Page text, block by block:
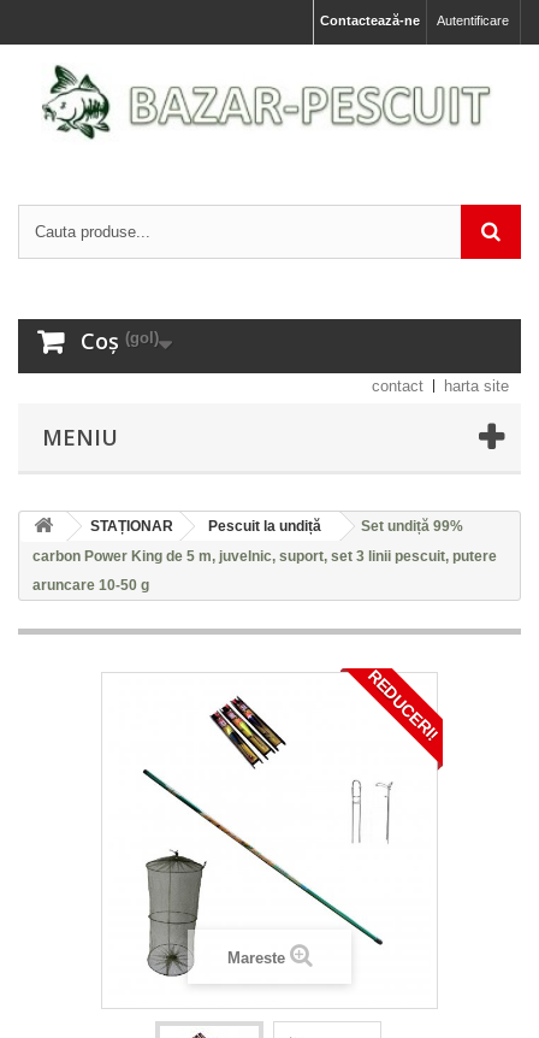
Autentificare
Contactează-ne
Coș (gol)
contact harta site
MENIU
STAȚIONAR Pescuit la undiță
Set undiță 99%
carbon Power King de 5 m, juvelnic, suport, set 3 linii pescuit, putere
aruncare 10-50 g
REDUCERI!
Mareste